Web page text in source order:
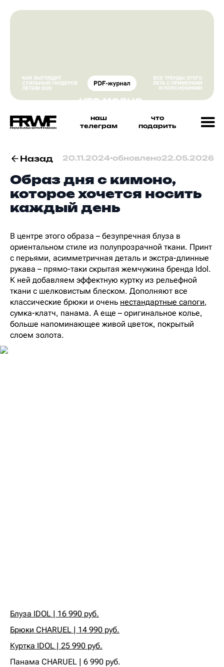
наш
телеграм
что
подарить
Назад 20.11.2024•обновлено22.05.2026
Образ дня с кимоно,
которое хочется носить
каждый день
В центре этого образа – безупречная блуза в
ориентальном стиле из полупрозрачной ткани. Принт
с перьями, асимметричная деталь и экстра-длинные
рукава – прямо-таки скрытая жемчужина бренда Idol.
К ней добавляем эффектную куртку из рельефной
ткани с шелковистым блеском. Дополняют все
классические брюки и очень нестандартные сапоги,
сумка-клатч, панама. А еще – оригинальное колье,
больше напоминающее живой цветок, покрытый
слоем золота.
Блуза IDOL | 16 990 руб.
Брюки CHARUEL | 14 990 руб.
Куртка IDOL | 25 990 руб.
Панама CHARUEL | 6 990 руб.